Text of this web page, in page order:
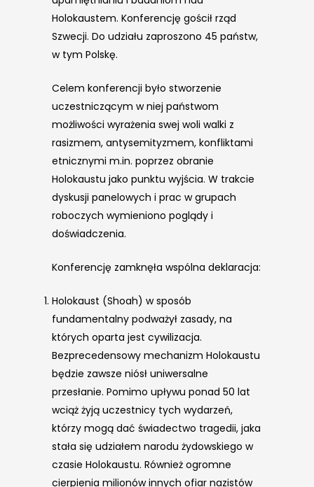
Holokaustem. Konferencję gościł rząd
Szwecji. Do udziału zaproszono 45 państw,
w tym Polskę.
Celem konferencji było stworzenie
uczestniczącym w niej państwom
możliwości wyrażenia swej woli walki z
rasizmem, antysemityzmem, konfliktami
etnicznymi m.in. poprzez obranie
Holokaustu jako punktu wyjścia. W trakcie
dyskusji panelowych i prac w grupach
roboczych wymieniono poglądy i
doświadczenia.
Konferencję zamknęła wspólna deklaracja:
Holokaust (Shoah) w sposób
fundamentalny podważył zasady, na
których oparta jest cywilizacja.
Bezprecedensowy mechanizm Holokaustu
będzie zawsze niósł uniwersalne
przesłanie. Pomimo upływu ponad 50 lat
wciąż żyją uczestnicy tych wydarzeń,
którzy mogą dać świadectwo tragedii, jaka
stała się udziałem narodu żydowskiego w
czasie Holokaustu. Również ogromne
cierpienia milionów innych ofiar nazistów